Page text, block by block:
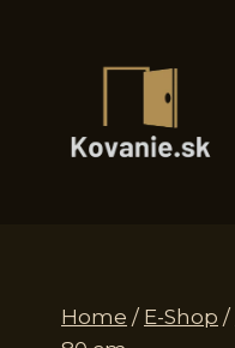
Home / E-Shop /